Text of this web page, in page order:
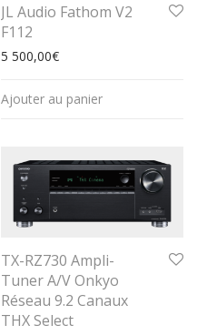
JL Audio Fathom V2
F112
5 500,00€
Ajouter au panier
TX-RZ730 Ampli-
Tuner A/V Onkyo
Réseau 9.2 Canaux
THX Select